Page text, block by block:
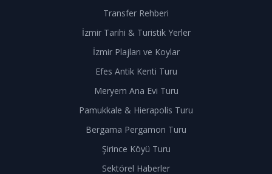
Transfer Rehberi
İzmir Tarihi & Turistik Yerler
İzmir Plajları ve Koylar
Efes Antik Kenti Turu
Meryem Ana Evi Turu
Pamukkale & Hierapolis Turu
Bergama Pergamon Turu
Şirince Köyü Turu
Sektörel Haberler